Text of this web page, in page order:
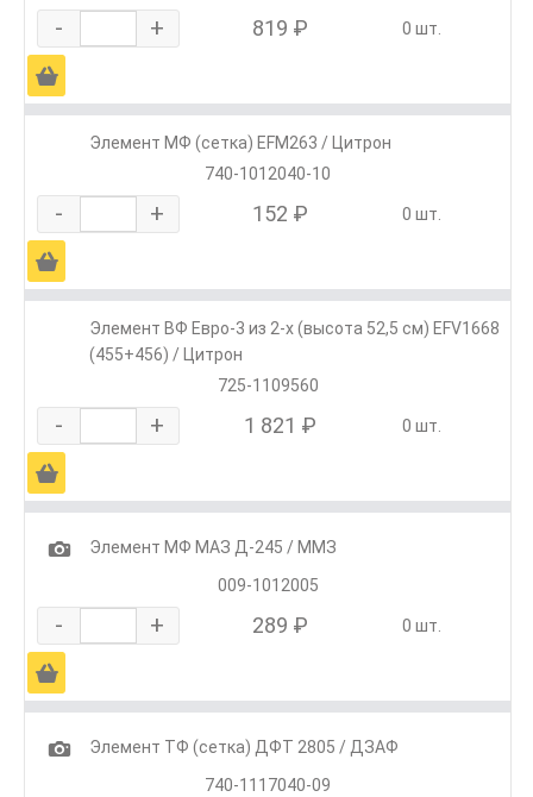
- + 819 ₽ 0 шт.
Ä
Элемент МФ (сетка) EFM263 / Цитрон
740-1012040-10
- + 152 ₽ 0 шт.
Ä
Элемент ВФ Евро-3 из 2-х (высота 52,5 см) EFV1668
(455+456) / Цитрон
725-1109560
- + 1 821 ₽ 0 шт.
Ä
1
Элемент МФ МАЗ Д-245 / ММЗ
009-1012005
- + 289 ₽ 0 шт.
Ä
1
Элемент ТФ (сетка) ДФТ 2805 / ДЗАФ
740-1117040-09